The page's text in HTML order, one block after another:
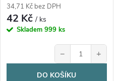
1ks
34,71 Kč bez DPH
42 Kč/ ks
Skladem 999 ks
− +
DO KOŠÍKU